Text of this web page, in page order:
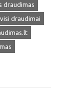
draudimas
visi draudimai